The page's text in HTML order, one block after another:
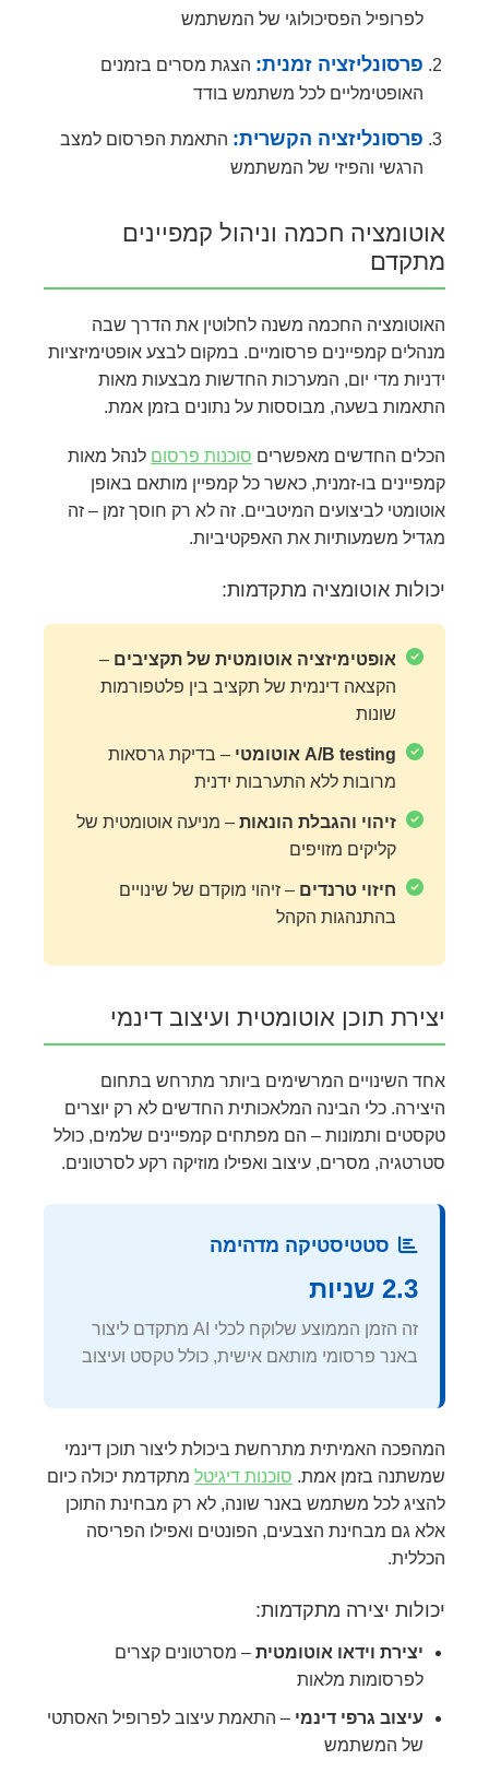
לפרופיל הפסיכולוגי של המשתמש
פרסונליזציה זמנית: הצגת מסרים בזמנים
האופטימליים לכל משתמש בודד
פרסונליזציה הקשרית: התאמת הפרסום למצב
הרגשי והפיזי של המשתמש
אוטומציה חכמה וניהול קמפיינים
מתקדם
האוטומציה החכמה משנה לחלוטין את הדרך שבה
מנהלים קמפיינים פרסומיים. במקום לבצע אופטימיזציות
ידניות מדי יום, המערכות החדשות מבצעות מאות
התאמות בשעה, מבוססות על נתונים בזמן אמת.
הכלים החדשים מאפשרים סוכנות פרסום לנהל מאות
קמפיינים בו-זמנית, כאשר כל קמפיין מותאם באופן
אוטומטי לביצועים המיטביים. זה לא רק חוסך זמן – זה
מגדיל משמעותיות את האפקטיביות.
יכולות אוטומציה מתקדמות:
אופטימיזציה אוטומטית של תקציבים –
הקצאה דינמית של תקציב בין פלטפורמות
שונות
A/B testing אוטומטי
– בדיקת גרסאות
מרובות ללא התערבות ידנית
זיהוי והגבלת הונאות – מניעה אוטומטית של
קליקים מזויפים
חיזוי טרנדים – זיהוי מוקדם של שינויים
בהתנהגות הקהל
יצירת תוכן אוטומטית ועיצוב דינמי
אחד השינויים המרשימים ביותר מתרחש בתחום
היצירה. כלי הבינה המלאכותית החדשים לא רק יוצרים
טקסטים ותמונות – הם מפתחים קמפיינים שלמים, כולל
סטרטגיה, מסרים, עיצוב ואפילו מוזיקה רקע לסרטונים.
סטטיסטיקה מדהימה
2.3 שניות
זה הזמן הממוצע שלוקח לכלי AI מתקדם ליצור
באנר פרסומי מותאם אישית, כולל טקסט ועיצוב
המהפכה האמיתית מתרחשת ביכולת ליצור תוכן דינמי
שמשתנה בזמן אמת. סוכנות דיגיטל מתקדמת יכולה כיום
להציג לכל משתמש באנר שונה, לא רק מבחינת התוכן
אלא גם מבחינת הצבעים, הפונטים ואפילו הפריסה
הכללית.
יכולות יצירה מתקדמות:
יצירת וידאו אוטומטית – מסרטונים קצרים
לפרסומות מלאות
עיצוב גרפי דינמי – התאמת עיצוב לפרופיל האסתטי
של המשתמש